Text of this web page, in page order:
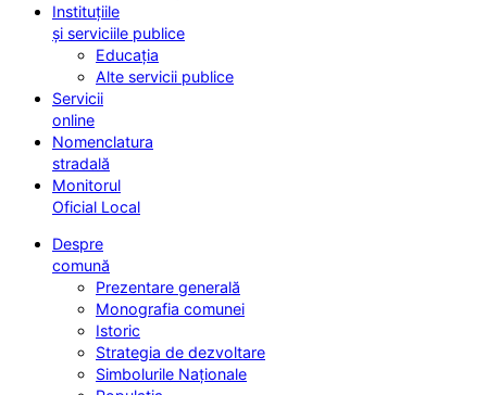
Instituțiile
și serviciile publice
Educația
Alte servicii publice
Servicii
online
Nomenclatura
stradală
Monitorul
Oficial Local
Despre
comună
Prezentare generală
Monografia comunei
Istoric
Strategia de dezvoltare
Simbolurile Naționale